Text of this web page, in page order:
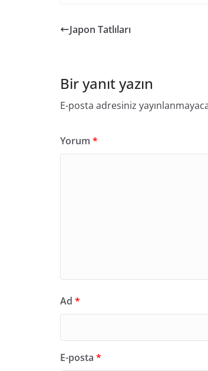
Japon Tatlıları
Bir yanıt yazın
E-posta adresiniz
Yorum *
Ad *
E-posta *